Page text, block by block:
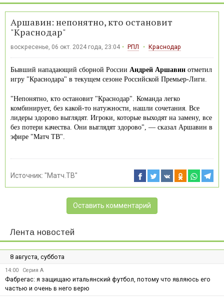
Аршавин: непонятно, кто остановит
"Краснодар"
воскресенье, 06 окт. 2024 года, 23:04 РПЛ Краснодар
Бывший нападающий сборной России Андрей Аршавин отметил
игру "Краснодара" в текущем сезоне Российской Премьер-Лиги.
"Непонятно, кто остановит "Краснодар". Команда легко
комбинирует, без какой‑то натужности, нашли сочетания. Все
лидеры здорово выглядят. Игроки, которые выходят на замену, все
без потери качества. Они выглядят здорово", — сказал Аршавин в
эфире "Матч ТВ".
Источник: "Матч.ТВ"
Оставить комментарий
Лента новостей
8 августа, суббота
14:00 Серия А
Фабрегас: я защищаю итальянский футбол, потому что являюсь его
частью и очень в него верю